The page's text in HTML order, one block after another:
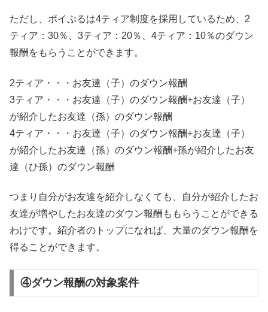
ただし、ポイぷるは4ティア制度を採用しているため、2
ティア：30％、3ティア：20％、4ティア：10％のダウン
報酬をもらうことができます。
2ティア・・・お友達（子）のダウン報酬
3ティア・・・お友達（子）のダウン報酬+お友達（子）
が紹介したお友達（孫）のダウン報酬
4ティア・・・お友達（子）のダウン報酬+お友達（子）
が紹介したお友達（孫）のダウン報酬+孫が紹介したお友
達（ひ孫）のダウン報酬
つまり自分がお友達を紹介しなくても、自分が紹介したお
友達が増やしたお友達のダウン報酬ももらうことができる
わけです。紹介者のトップになれば、大量のダウン報酬を
得ることができます。
④ダウン報酬の対象案件